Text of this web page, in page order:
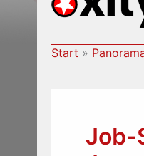
Start
Job-